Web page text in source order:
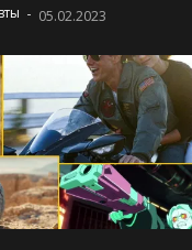
- 05.02.2023